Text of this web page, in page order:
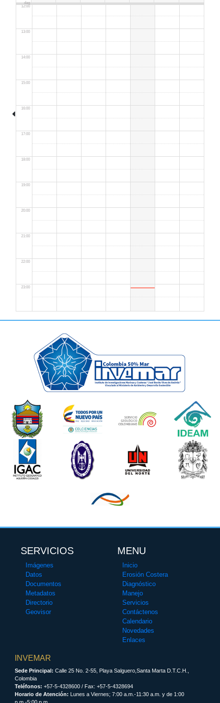
dag
12:00
13:00
14:00
15:00
16:00
17:00
18:00
19:00
20:00
21:00
22:00
23:00
SERVICIOS
Imágenes
Datos
Documentos
Metadatos
Directorio
Geovisor
MENU
Inicio
Erosión Costera
Diagnóstico
Manejo
Servicios
Contáctenos
Calendario
Novedades
Enlaces
INVEMAR
Sede Principal: Calle 25 No. 2-55, Playa Salguero,Santa Marta D.T.C.H.,
Colombia
Teléfonos: +57-5-4328600 / Fax: +57-5-4328694
Horario de Atención: Lunes a Viernes; 7:00 a.m.-11:30 a.m. y de 1:00